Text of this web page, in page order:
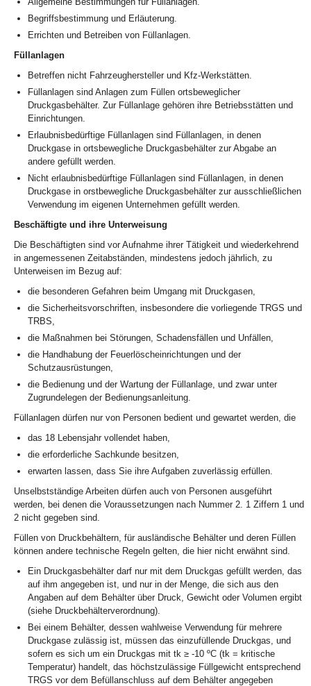
Begriffsbestimmung und Erläuterung.
Errichten und Betreiben von Füllanlagen.
Füllanlagen
Betreffen nicht Fahrzeughersteller und Kfz-Werkstätten.
Füllanlagen sind Anlagen zum Füllen ortsbeweglicher
Druckgasbehälter. Zur Füllanlage gehören ihre Betriebsstätten und
Einrichtungen.
Erlaubnisbedürftige Füllanlagen sind Füllanlagen, in denen
Druckgase in ortsbewegliche Druckgasbehälter zur Abgabe an
andere gefüllt werden.
Nicht erlaubnisbedürftige Füllanlagen sind Füllanlagen, in denen
Druckgase in orstbewegliche Druckgasbehälter zur ausschließlichen
Verwendung im eigenen Unternehmen gefüllt werden.
Beschäftigte und ihre Unterweisung
Die Beschäftigten sind vor Aufnahme ihrer Tätigkeit und wiederkehrend
in angemessenen Zeitabständen, mindestens jedoch jährlich, zu
Unterweisen im Bezug auf:
die besonderen Gefahren beim Umgang mit Druckgasen,
die Sicherheitsvorschriften, insbesondere die vorliegende TRGS und
TRBS,
die Maßnahmen bei Störungen, Schadensfällen und Unfällen,
die Handhabung der Feuerlöscheinrichtungen und der
Schutzausrüstungen,
die Bedienung und der Wartung der Füllanlage, und zwar unter
Zugrundelegen der Bedienungsanleitung.
Füllanlagen dürfen nur von Personen bedient und gewartet werden, die
das 18 Lebensjahr vollendet haben,
die erforderliche Sachkunde besitzen,
erwarten lassen, dass Sie ihre Aufgaben zuverlässig erfüllen.
Unselbstständige Arbeiten dürfen auch von Personen ausgeführt
werden, bei denen die Voraussetzungen nach Nummer 2. 1 Ziffern 1 und
2 nicht gegeben sind.
Füllen von Druckbehältern, für ausländische Behälter und deren Füllen
können andere technische Regeln gelten, die hier nicht erwähnt sind.
Ein Druckgasbehälter darf nur mit dem Druckgas gefüllt werden, das
auf ihm angegeben ist, und nur in der Menge, die sich aus den
Angaben auf dem Behälter über Druck, Gewicht oder Volumen ergibt
(siehe Druckbehälterverordnung).
Bei einem Behälter, dessen wahlweise Verwendung für mehrere
Druckgase zulässig ist, müssen das einzufüllende Druckgas, und
sofern es sich um ein Druckgas mit tk ≥ -10 ºC (tk = kritische
Temperatur) handelt, das höchstzulässige Füllgewicht entsprechend
TRGS vor dem Befüllanschluss auf dem Behälter angegeben